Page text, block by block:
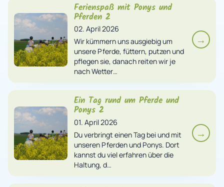
Ferienspaß mit Ponys und
Pferden 2
02. April 2026
Wir kümmern uns ausgiebig um
unsere Pferde, füttern, putzen und
pflegen sie, danach reiten wir je
nach Wetter…
→
Ein Tag rund um Pferde und
Ponys 2
01. April 2026
Du verbringt einen Tag bei und mit
unseren Pferden und Ponys. Dort
kannst du viel erfahren über die
Haltung, d…
→